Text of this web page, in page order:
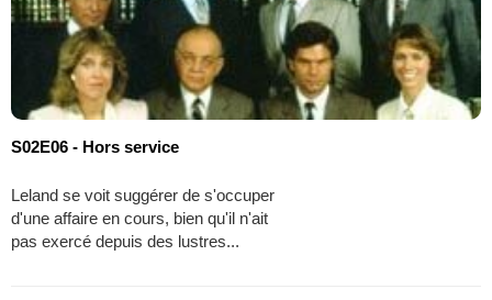
S02E06 - Hors service
Leland se voit suggérer de s'occuper
d'une affaire en cours, bien qu'il n'ait
pas exercé depuis des lustres...